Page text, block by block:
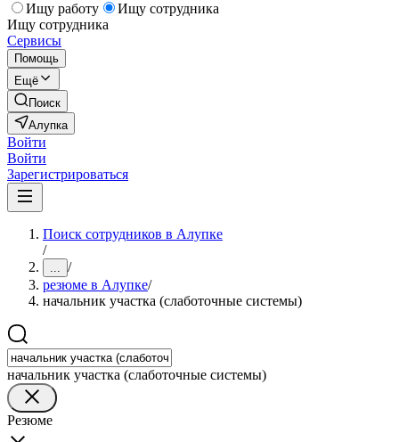
Ищу работу
Ищу сотрудника
Ищу сотрудника
Сервисы
Помощь
Ещё
Поиск
Алупка
Войти
Войти
Зарегистрироваться
Поиск сотрудников в Алупке
/
... /
резюме в Алупке/
начальник участка (слаботочные системы)
начальник участка (слаботочные системы)
Резюме